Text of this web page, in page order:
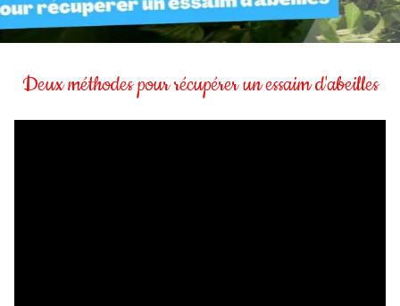
Deux méthodes pour récupérer un essaim d'abeilles